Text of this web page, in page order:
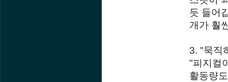
듯 들어
개가 훨
3. "묵직
"피지컬
활동량